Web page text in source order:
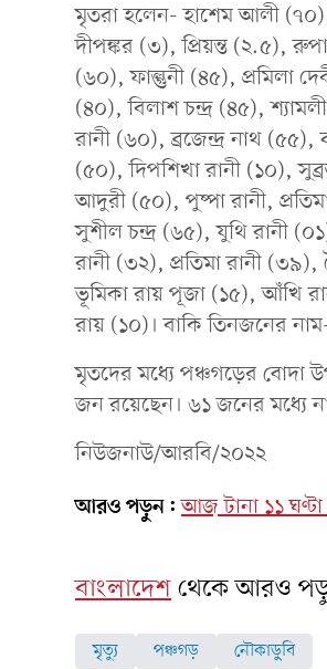
মৃতরা হলেন- হাশেম আলী (৭০),
দীপঙ্কর (৩), প্রিয়ন্ত (২.৫),
(৬০), ফাল্গুনী (৪৫), প্রমিলা
(৪০), বিলাশ চন্দ্র (৪৫),
রানী (৬০), ব্রজেন্দ্র নাথ (৫৫),
(৫০), দিপশিখা রানী (১০),
আদুরী (৫০), পুষ্পা রানী,
সুশীল চন্দ্র (৬৫), যুথি রানী
রানী (৩২), প্রতিমা রানী
ভূমিকা রায় পূজা (১৫), আঁখি
রায় (১০)। বাকি তিনজনের
মৃতদের মধ্যে পঞ্চগড়ের
জন রয়েছেন। ৬১ জনের মধ্যে
নিউজনাউ/আরবি/২০২২
আরও পড়ুন: আজ টানা ১১
বাংলাদেশথেকে আরও
মৃত্যু পঞ্চগড় নৌকাডু্বি